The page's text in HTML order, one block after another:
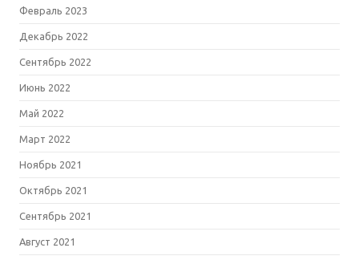
Февраль 2023
Декабрь 2022
Сентябрь 2022
Июнь 2022
Май 2022
Март 2022
Ноябрь 2021
Октябрь 2021
Сентябрь 2021
Август 2021